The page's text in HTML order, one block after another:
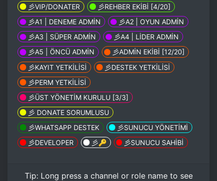
⼺VIP/DONATER
⼺REHBER EKİBİ [4/20]
⼺A1 | DENEME ADMİN
⼺A2 | OYUN ADMİN
⼺A3 | SÜPER ADMİN
⼺A4 | LİDER ADMİN
⼺A5 | ÖNCÜ ADMİN
⼺ADMİN EKİBİ [12/20]
⼺KAYIT YETKİLİSİ
⼺DESTEK YETKİLİSİ
⼺PERM YETKİLİSİ
⼺ÜST YÖNETİM KURULU [3/3]
⼺ DONATE SORUMLUSU
⼺WHATSAPP DESTEK
⼺SUNUCU YÖNETİMİ
⼺DEVELOPER
⼺🔑 ⼺SUNUCU SAHİBİ
Tip: Long pressa channel or role name to see